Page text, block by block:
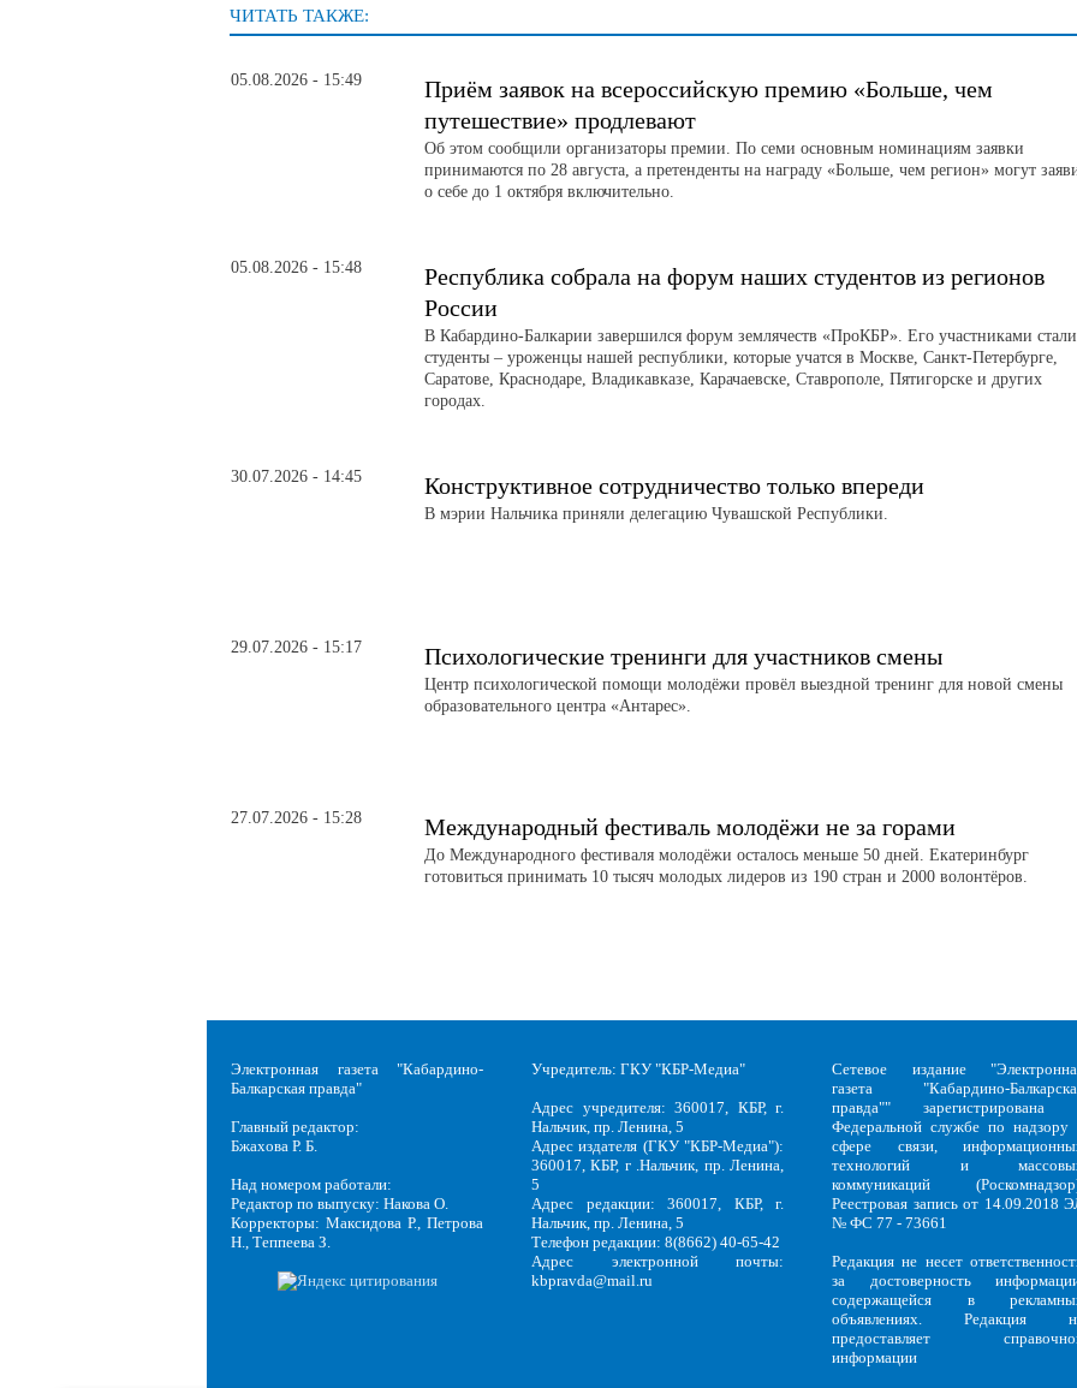
ЧИТАТЬ ТАКЖЕ:
05.08.2026 - 15:49
Приём заявок на всероссийскую премию «Больше, чем
путешествие» продлевают
Об этом сообщили организаторы премии. По семи основным номинациям заявки
принимаются по 28 августа, а претенденты на награду «Больше, чем регион» могут
о себе до 1 октября включительно.
05.08.2026 - 15:48
Республика собрала на форум наших студентов из регионов
России
В Кабардино-Балкарии завершился форум землячеств «ПроКБР». Его участниками стали
студенты – уроженцы нашей республики, которые учатся в Москве, Санкт-Петербурге,
Саратове, Краснодаре, Владикавказе, Карачаевске, Ставрополе, Пятигорске и других
городах.
30.07.2026 - 14:45 Конструктивное сотрудничество только впереди
В мэрии Нальчика приняли делегацию Чувашской Республики.
29.07.2026 - 15:17 Психологические тренинги для участников смены
Центр психологической помощи молодёжи провёл выездной тренинг для новой смены
образовательного центра «Антарес».
27.07.2026 - 15:28 Международный фестиваль молодёжи не за горами
До Международного фестиваля молодёжи осталось меньше 50 дней. Екатеринбург
готовиться принимать 10 тысяч молодых лидеров из 190 стран и 2000 волонтёров.
Электронная газета "Кабардино-
Балкарская правда"
Главный редактор:
Бжахова Р. Б.
Над номером работали:
Редактор по выпуску: Накова О.
Корректоры: Максидова Р., Петрова
Н., Теппеева З.
Учредитель: ГКУ "КБР-Медиа"
Адрес учредителя: 360017, КБР, г.
Нальчик, пр. Ленина, 5
Адрес издателя (ГКУ "КБР-Медиа"):
360017, КБР, г .Нальчик, пр. Ленина,
5
Адрес редакции: 360017, КБР, г.
Нальчик, пр. Ленина, 5
Телефон редакции: 8(8662) 40-65-42
Адрес электронной почты:
kbpravda@mail.ru
Сетевое издание
газета "Кабардино-
правда"" зарегистрирована
Федеральной службе по надзору
сфере связи,
технологий и
коммуникаций
Реестровая запись от 14.09.2018
№ ФС 77 - 73661
Редакция не несет
за достоверность
содержащейся в
объявлениях. Редакция
предоставляет
информации